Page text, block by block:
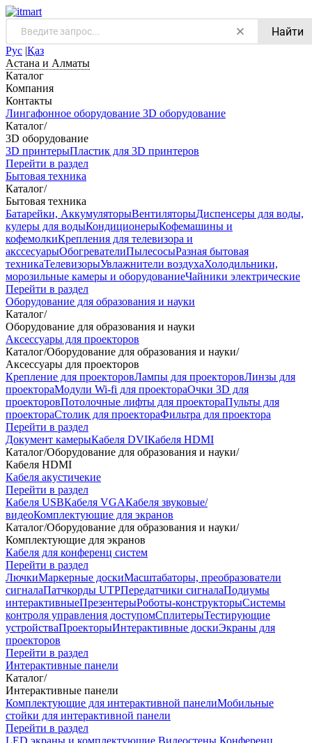
Найти
Рус |Қаз
Астана и Алматы
Каталог
Компания
Контакты
Лингафонное оборудование 3D оборудование
Каталог/
3D оборудование
3D принтерыПластик для 3D принтеров
Перейти в раздел
Бытовая техника
Каталог/
Бытовая техника
Батарейки, АккумуляторыВентиляторыДиспенсеры для воды,
кулеры для водыКондиционерыКофемашины и
кофемолкиКрепления для телевизора и
акссесуарыОбогревателиПылесосыРазная бытовая
техникаТелевизорыУвлажнители воздухаХолодильники,
морозильные камеры и оборудованиеЧайники электрические
Перейти в раздел
Оборудование для образования и науки
Каталог/
Оборудование для образования и науки
Аксессуары для проекторов
Каталог/Оборудование для образования и науки/
Аксессуары для проекторов
Крепление для проекторовЛампы для проекторовЛинзы для
проектораМодули Wi-fi для проектораОчки 3D для
проекторовПотолочные лифты для проектораПульты для
проектораСтолик для проектораФильтра для проектора
Перейти в раздел
Документ камерыКабеля DVIКабеля HDMI
Каталог/Оборудование для образования и науки/
Кабеля HDMI
Кабеля акустичекие
Перейти в раздел
Кабеля USBКабеля VGAКабеля звуковые/
видеоКомплектующие для экранов
Каталог/Оборудование для образования и науки/
Комплектующие для экранов
Кабеля для конференц систем
Перейти в раздел
ЛючкиМаркерные доскиМасштабаторы, преобразователи
сигналаПатчкорды UTPПередатчики сигналаПодиумы
интерактивныеПрезентерыРоботы-конструкторыСистемы
контроля управления доступомСплитерыТестирующие
устройстваПроекторыИнтерактивные доскиЭкраны для
проекторов
Перейти в раздел
Интерактивные панели
Каталог/
Интерактивные панели
Комплектующие для интерактивной панелиМобильные
стойки для интерактивной панели
Перейти в раздел
LED экраны и комплектующие Видеостены Конференц